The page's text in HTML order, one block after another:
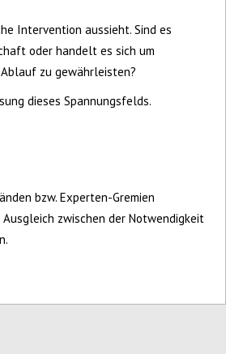
Intervention aussieht. Sind es
oder handelt es sich um
zu gewährleisten?
dieses Spannungsfelds.
bzw. Experten-Gremien
zwischen der Notwendigkeit